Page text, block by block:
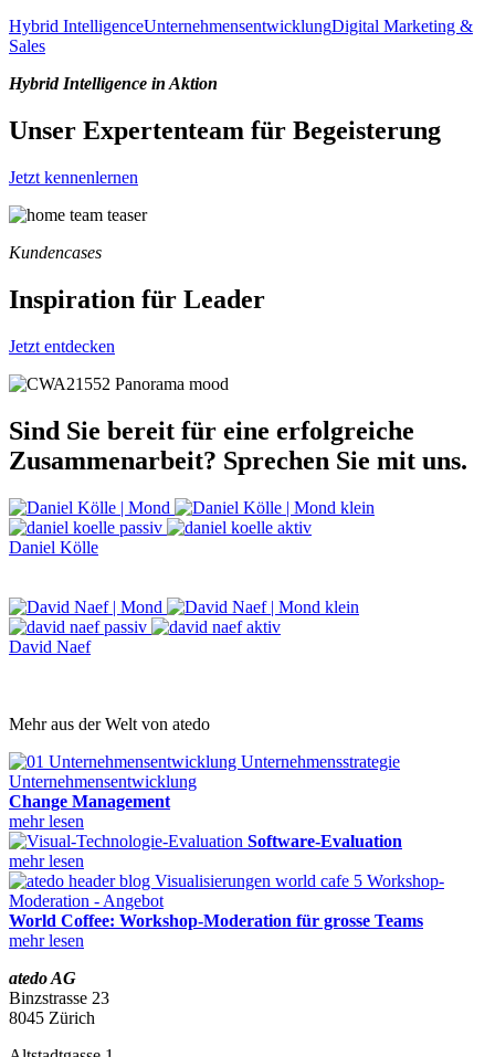
Hybrid IntelligenceUnternehmensentwicklungDigital Marketing &
Sales
Hybrid Intelligence in Aktion
Unser Expertenteam für Begeisterung
Jetzt kennenlernen
Kundencases
Inspiration für Leader
Jetzt entdecken
Sind Sie bereit für eine erfolgreiche
Zusammenarbeit? Sprechen Sie mit uns.
Daniel Kölle
David Naef
Mehr aus der Welt von atedo
Unternehmensentwicklung
Change Management
mehr lesen
Software-Evaluation
mehr lesen
Workshop-
Moderation - Angebot
World Coffee: Workshop-Moderation für grosse Teams
mehr lesen
atedo AG
Binzstrasse 23
8045 Zürich